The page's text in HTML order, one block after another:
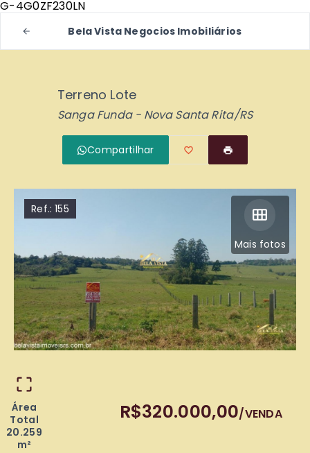
G-4G0ZF230LN
Bela Vista Negocios Imobiliários
Terreno Lote
Sanga Funda - Nova Santa Rita/RS
Compartilhar
Mais fotos
Ref.:155
Área
Total
20.259
m²
R$320.000,00/VENDA